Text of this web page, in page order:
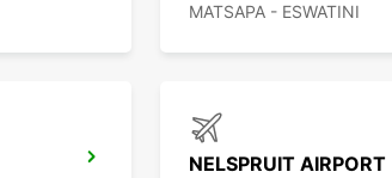
MATSAPA - ESWATINI
NELSPRUIT AIRPORT